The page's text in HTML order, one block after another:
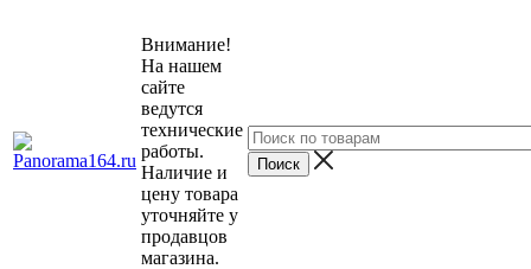
Внимание!
На нашем
сайте
ведутся
технические
работы.
Наличие и
цену товара
уточняйте у
продавцов
магазина.